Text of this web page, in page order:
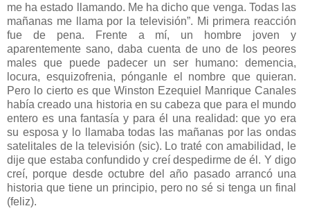
me ha estado llamando. Me ha dicho que venga. Todas las
mañanas me llama por la televisión”. Mi primera reacción
fue de pena. Frente a mí, un hombre joven y
aparentemente sano, daba cuenta de uno de los peores
males que puede padecer un ser humano: demencia,
locura, esquizofrenia, pónganle el nombre que quieran.
Pero lo cierto es que Winston Ezequiel Manrique Canales
había creado una historia en su cabeza que para el mundo
entero es una fantasía y para él una realidad: que yo era
su esposa y lo llamaba todas las mañanas por las ondas
satelitales de la televisión (sic). Lo traté con amabilidad, le
dije que estaba confundido y creí despedirme de él. Y digo
creí, porque desde octubre del año pasado arrancó una
historia que tiene un principio, pero no sé si tenga un final
(feliz).